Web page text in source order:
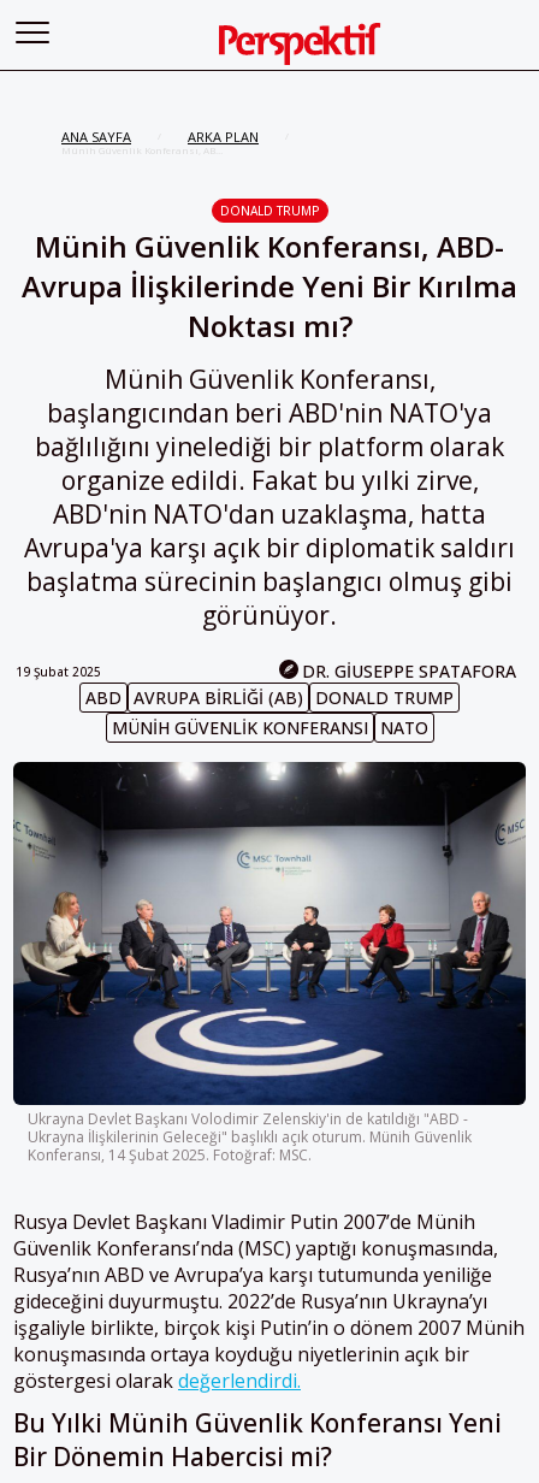
ANA SAYFA ARKA PLAN
Münih Güvenlik Konferansı, ABD-
DONALD TRUMP
Münih Güvenlik Konferansı, ABD-
Avrupa İlişkilerinde Yeni Bir Kırılma
Noktası mı?
Münih Güvenlik Konferansı,
başlangıcından beri ABD'nin NATO'ya
bağlılığını yinelediği bir platform olarak
organize edildi. Fakat bu yılki zirve,
ABD'nin NATO'dan uzaklaşma, hatta
Avrupa'ya karşı açık bir diplomatik saldırı
başlatma sürecinin başlangıcı olmuş gibi
görünüyor.
19 Şubat 2025
DR. GIUSEPPE SPATAFORA
ABD AVRUPA BIRLIĞI (AB)
DONALD TRUMP
MÜNIH GÜVENLIK KONFERANSI
NATO
Ukrayna Devlet Başkanı Volodimir Zelenskiy'in de katıldığı "ABD -
Ukrayna İlişkilerinin Geleceği" başlıklı açık oturum. Münih Güvenlik
Konferansı, 14 Şubat 2025. Fotoğraf: MSC.
Rusya Devlet Başkanı Vladimir Putin 2007’de Münih
Güvenlik Konferansı’nda (MSC) yaptığı konuşmasında,
Rusya’nın ABD ve Avrupa’ya karşı tutumunda yeniliğe
gideceğini duyurmuştu. 2022’de Rusya’nın Ukrayna’yı
işgaliyle birlikte, birçok kişi Putin’in o dönem 2007 Münih
konuşmasında ortaya koyduğu niyetlerinin açık bir
göstergesi olarakdeğerlendirdi.
Bu Yılki Münih Güvenlik Konferansı Yeni
Bir Dönemin Habercisi mi?